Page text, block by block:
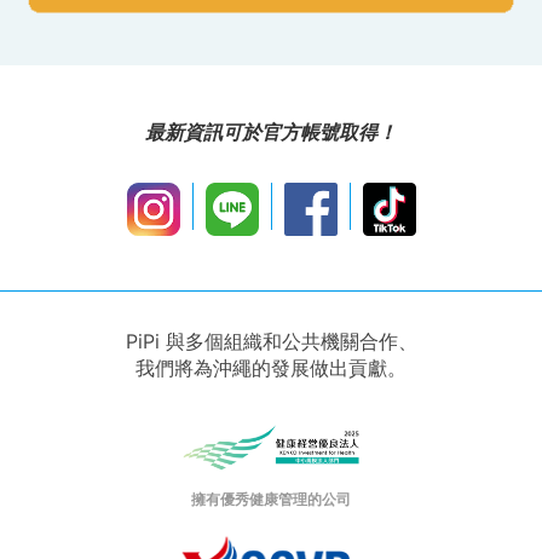
最新資訊可於官方帳號取得！
PiPi 與多個組織和公共機關合作、
我們將為沖繩的發展做出貢獻。
擁有優秀健康管理的公司